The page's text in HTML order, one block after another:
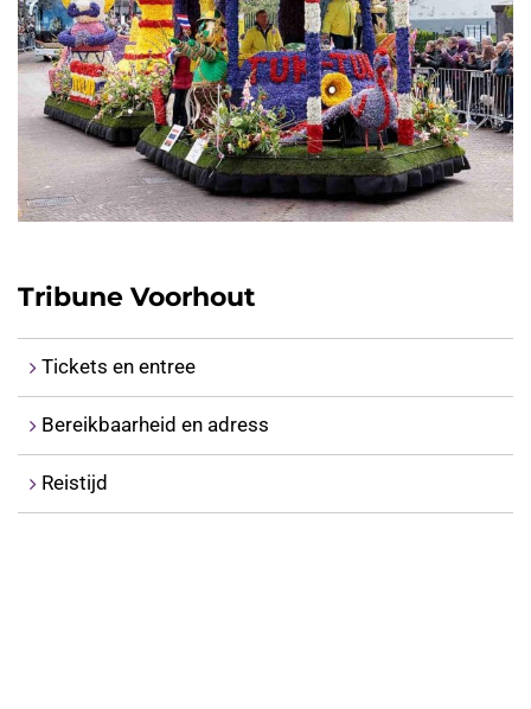
Tribune Voorhout
Tickets en entree
Bereikbaarheid en adress
Reistijd